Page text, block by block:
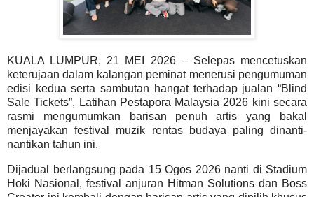
KUALA LUMPUR, 21 MEI 2026 – Selepas mencetuskan
keterujaan dalam kalangan peminat menerusi pengumuman
edisi kedua serta sambutan hangat terhadap jualan “Blind
Sale Tickets”, Latihan Pestapora Malaysia 2026 kini secara
rasmi mengumumkan barisan penuh artis yang bakal
menjayakan festival muzik rentas budaya paling dinanti-
nantikan tahun ini.
Dijadual berlangsung pada 15 Ogos 2026 nanti di Stadium
Hoki Nasional, festival anjuran Hitman Solutions dan Boss